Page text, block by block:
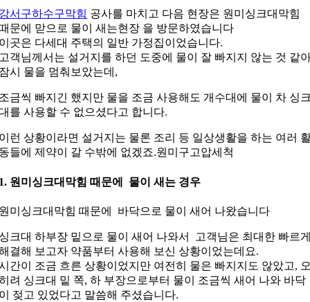
서구하수구막힘 공사를 마치고 다음 현장은 원미싱크대막힘
문에 맏으로 물이 새는현장 을 방문하였습니다
곳은 다세대 주택의 일반 가정집이었습니다.
객님께서는 설거지를 하던 도중에 물이 잘 빠지지 않는 것 같
시 물을 멈춰보았는데,
금씩 빠지긴 했지만 물을 조금 사용해도 개수대에 물이 차 싱
를 사용할 수 없으셨다고 합니다.
런 상황이라면 설거지는 물론 조리 등 일상생활을 하는 여러
들에 제약이 갈 수밖에 없겠죠.원미구고압세척
원미싱크대막힘 때문에 물이 새는 경우
미싱크대막힘 때문에 바닥으로 물이 새어 나왔습니다
크대 하부장 밑으로 물이 새어 나와서 고객님은 최대한 빠르
결해 보고자 약품부터 사용해 보신 상황이었는데요.
간이 조금 흐른 상황이었지만 여전히 물은 빠지지도 않았고,
려 싱크대 밑 쪽, 하 부장으로부터 물이 조금씩 새어 나와 바닥
젖고 있었다고 말씀해 주셨습니다.